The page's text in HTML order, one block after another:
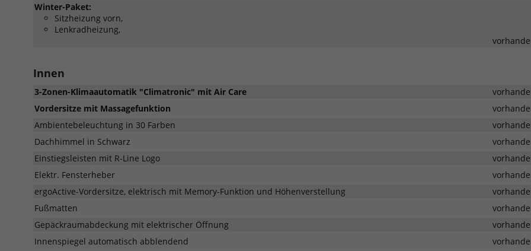
Winter-Paket:
Sitzheizung vorn,
Lenkradheizung,
Innen
3-Zonen-Klimaautomatik "Climatronic" mit Air Care
Vordersitze mit Massagefunktion
Ambientebeleuchtung in 30 Farben
Dachhimmel in Schwarz
Einstiegsleisten mit R-Line Logo
Elektr. Fensterheber
ergoActive-Vordersitze, elektrisch mit Memory-Funktion und Höhenverstellung
Fußmatten
Gepäckraumabdeckung mit elektrischer Öffnung
Innenspiegel automatisch abblendend